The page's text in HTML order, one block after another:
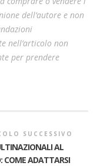
dell’autore e non
nell’articolo non
per prendere
SUCCESSIVO
AL
COME ADATTARSI